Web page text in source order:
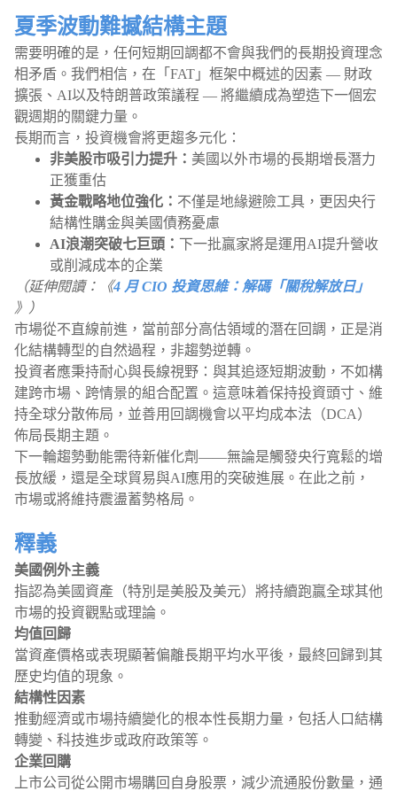
夏季波動難撼結構主題
需要明確的是，任何短期回調都不會與我們的長期投資理念
相矛盾。我們相信，在「FAT」框架中概述的因素 — 財政
擴張、AI以及特朗普政策議程 — 將繼續成為塑造下一個宏
觀週期的關鍵力量。
長期而言，投資機會將更趨多元化：
非美股市吸引力提升： 美國以外市場的長期增長潛力
正獲重估
黃金戰略地位強化： 不僅是地緣避險工具，更因央行
結構性購金與美國債務憂慮
AI浪潮突破七巨頭： 下一批贏家將是運用AI提升營收
或削減成本的企業
（延伸閱讀：《4 月 CIO 投資思維：解碼「關稅解放日」
》）
市場從不直線前進，當前部分高估領域的潛在回調，正是消
化結構轉型的自然過程，非趨勢逆轉。
投資者應秉持耐心與長線視野：與其追逐短期波動，不如構
建跨市場、跨情景的組合配置。這意味着保持投資頭寸、維
持全球分散佈局，並善用回調機會以平均成本法（DCA）
佈局長期主題。
下一輪趨勢動能需待新催化劑——無論是觸發央行寬鬆的增
長放緩，還是全球貿易與AI應用的突破進展。在此之前，
市場或將維持震盪蓄勢格局。
釋義
美國例外主義
指認為美國資產（特別是美股及美元）將持續跑贏全球其他
市場的投資觀點或理論。
均值回歸
當資產價格或表現顯著偏離長期平均水平後，最終回歸到其
歷史均值的現象。
結構性因素
推動經濟或市場持續變化的根本性長期力量，包括人口結構
轉變、科技進步或政府政策等。
企業回購
上市公司從公開市場購回自身股票，減少流通股份數量，通